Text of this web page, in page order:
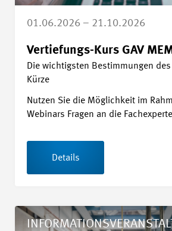
01.06.2026 – 21.10.2026
Vertiefungs-Kurs GAV
Die wichtigsten Bestimmungen des
Kürze
Nutzen Sie die Möglichkeit im
Webinars Fragen an die
Details
Details Seminar «Grundwissen